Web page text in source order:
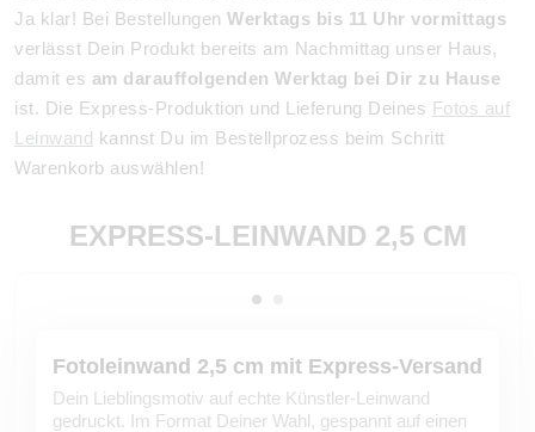
Ja klar! Bei Bestellungen Werktags bis 11 Uhr vormittags
verlässt Dein Produkt bereits am Nachmittag unser Haus,
damit es am darauffolgenden Werktag bei Dir zu Hause
ist. Die Express-Produktion und Lieferung Deines Fotos auf
Leinwand kannst Du im Bestellprozess beim Schritt
Warenkorb auswählen!
EXPRESS-LEINWAND 2,5 CM
Fotoleinwand 2,5 cm mit Express-Versand
Dein Lieblingsmotiv auf echte Künstler-Leinwand
gedruckt. Im Format Deiner Wahl, gespannt auf einen